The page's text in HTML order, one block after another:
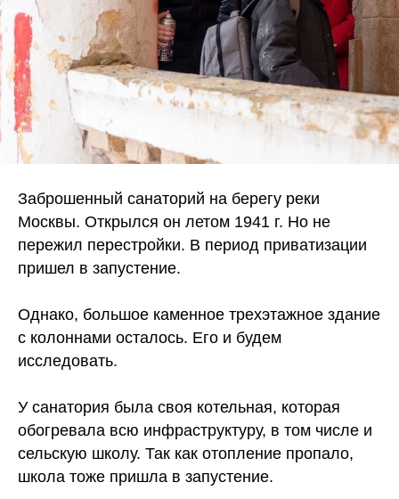
Заброшенный санаторий на берегу реки
Москвы. Открылся он летом 1941 г. Но не
пережил перестройки. В период приватизации
пришел в запустение.
Однако, большое каменное трехэтажное здание
с колоннами осталось. Его и будем
исследовать.
У санатория была своя котельная, которая
обогревала всю инфраструктуру, в том числе и
сельскую школу. Так как отопление пропало,
школа тоже пришла в запустение.